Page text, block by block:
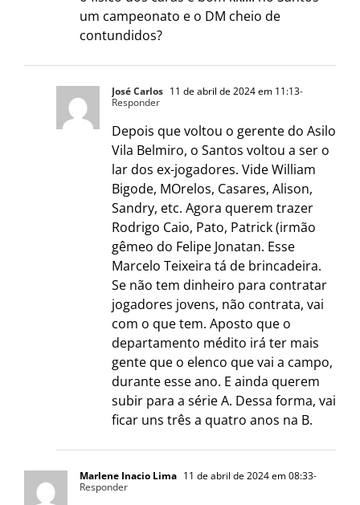
um campeonato e o DM cheio de
contundidos?
José Carlos 11 de abril de 2024 em 11:13-
Responder
Depois que voltou o gerente do Asilo
Vila Belmiro, o Santos voltou a ser o
lar dos ex-jogadores. Vide William
Bigode, MOrelos, Casares, Alison,
Sandry, etc. Agora querem trazer
Rodrigo Caio, Pato, Patrick (irmão
gêmeo do Felipe Jonatan. Esse
Marcelo Teixeira tá de brincadeira.
Se não tem dinheiro para contratar
jogadores jovens, não contrata, vai
com o que tem. Aposto que o
departamento médito irá ter mais
gente que o elenco que vai a campo,
durante esse ano. E ainda querem
subir para a série A. Dessa forma, vai
ficar uns três a quatro anos na B.
Marlene Inacio Lima 11 de abril de 2024 em 08:33-
Responder